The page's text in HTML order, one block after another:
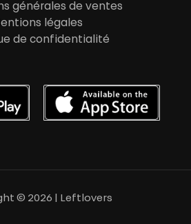
générales de ventes
légales
de confidentialité
© 2026 | Leftlovers